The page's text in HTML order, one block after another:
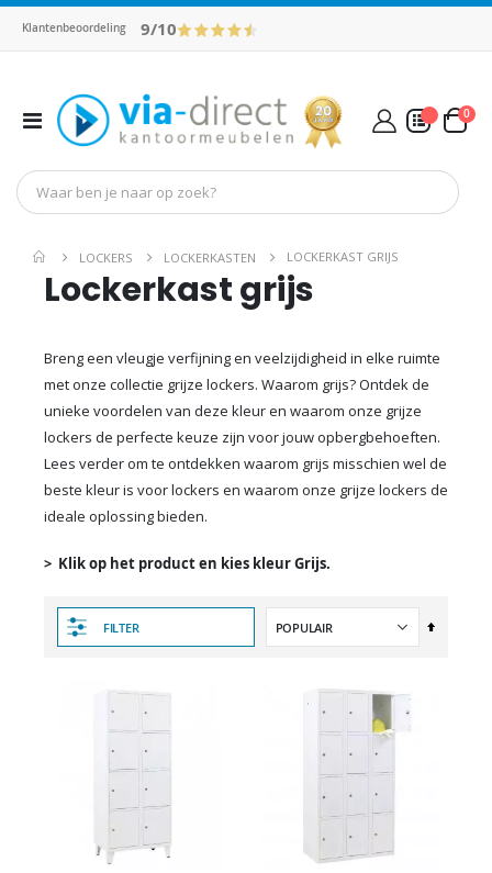
Klantenbeoordeling 9/10
Toggle
Nav
Cart
0
LOCKERS LOCKERKASTEN LOCKERKAST GRIJS
Lockerkast grijs
Breng een vleugje verfijning en veelzijdigheid in elke ruimte
met onze collectie grijze lockers. Waarom grijs? Ontdek de
unieke voordelen van deze kleur en waarom onze grijze
lockers de perfecte keuze zijn voor jouw opbergbehoeften.
Lees verder om te ontdekken waarom grijs misschien wel de
beste kleur is voor lockers en waarom onze grijze lockers de
ideale oplossing bieden.
> Klik op het product en kies kleur Grijs.
FILTER
Van